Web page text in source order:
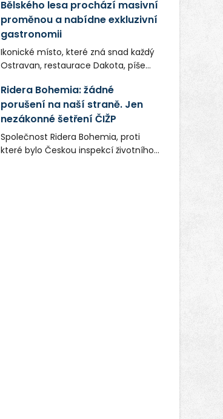
Bělského lesa prochází masivní
proměnou a nabídne exkluzivní
gastronomii
Ikonické místo, které zná snad každý
Ostravan, restaurace Dakota, píše
společnost Dang Investment Group
s.r.o. investuje do projektu přes 50
milionů korun. Cílem je přinést
Ostravě dva špičkové gastronomické
koncepty, které v regionu dosud
chyběly, luxusní středomořskou
Ridera Bohemia: žádné
porušení na naší straně. Jen
nezákonné šetření ČIŽP
Společnost Ridera Bohemia, proti
které bylo Českou inspekcí životního